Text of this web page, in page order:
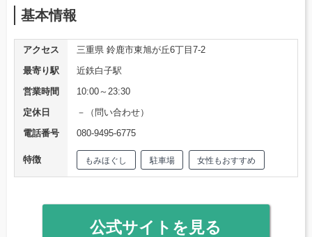
基本情報
アクセス
三重県 鈴鹿市東旭が丘6丁目7-2
最寄り駅
近鉄白子駅
営業時間
10:00～23:30
定休日
－（問い合わせ）
電話番号
080-9495-6775
特徴 もみほぐし 駐車場 女性もおすすめ
公式サイトを見る